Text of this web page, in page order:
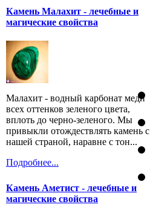
Камень Малахит - лечебные и
магические свойства
Малахит - водный карбонат меди
всех оттенков зеленого цвета,
вплоть до черно-зеленого. Мы
привыкли отождествлять камень с
нашей страной, наравне с тон...
Подробнее...
Камень Аметист - лечебные и
магические свойства